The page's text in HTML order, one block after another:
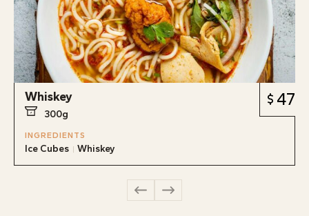
Whiskey
300g
47
INGREDIENTS
Ice Cubes Whiskey